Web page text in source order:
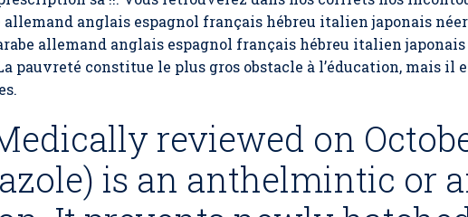
allemand anglais espagnol français hébreu italien japonais
allemand anglais espagnol français hébreu italien
pauvreté constitue le plus gros obstacle à l’éducation, mais il
reviewed on
is an anthelmintic or